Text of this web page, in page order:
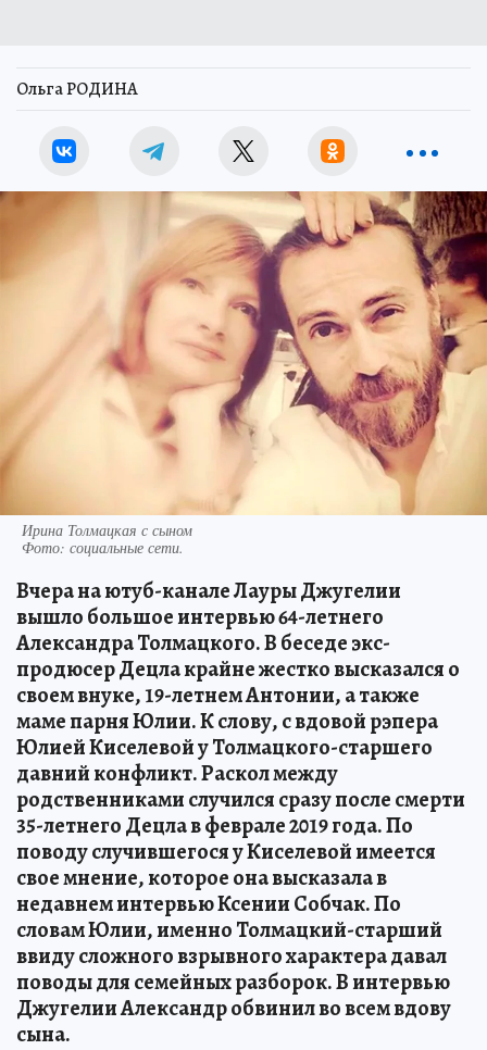
Ольга РОДИНА
Ирина Толмацкая с сыном
Фото: социальные сети.
Вчера на ютуб-канале Лауры Джугелии
вышло большое интервью 64-летнего
Александра Толмацкого. В беседе экс-
продюсер Децла крайне жестко высказался о
своем внуке, 19-летнем Антонии, а также
маме парня Юлии. К слову, с вдовой рэпера
Юлией Киселевой у Толмацкого-старшего
давний конфликт. Раскол между
родственниками случился сразу после смерти
35-летнего Децла в феврале 2019 года. По
поводу случившегося у Киселевой имеется
свое мнение, которое она высказала в
недавнем интервью Ксении Собчак. По
словам Юлии, именно Толмацкий-старший
ввиду сложного взрывного характера давал
поводы для семейных разборок. В интервью
Джугелии Александр обвинил во всем вдову
сына.